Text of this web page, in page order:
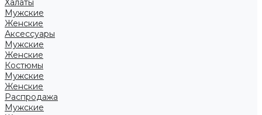
Халаты
Мужские
Женские
Аксессуары
Мужские
Женские
Костюмы
Мужские
Женские
Распродажа
Мужские